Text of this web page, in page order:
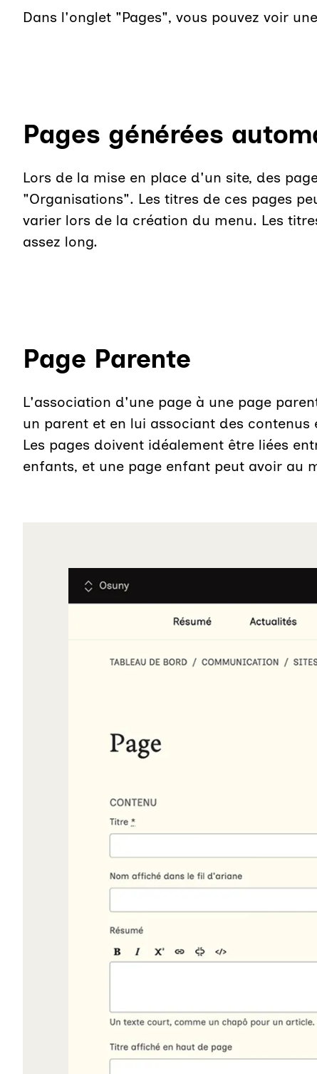
Dans l'onglet "Pages", vous pouvez voir
Pages générées
Lors de la mise en place d'un site, des
"Organisations". Les titres de ces pages
varier lors de la création du menu. Les
assez long.
Page Parente
L'association d'une page à une page
un parent et en lui associant des contenus
Les pages doivent idéalement être liées
enfants, et une page enfant peut avoir au